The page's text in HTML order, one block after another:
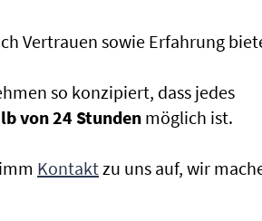
Vertrauen sowie Erfahrung
so konzipiert, dass jedes
von 24 Stunden möglich ist.
Kontaktzu uns auf, wir